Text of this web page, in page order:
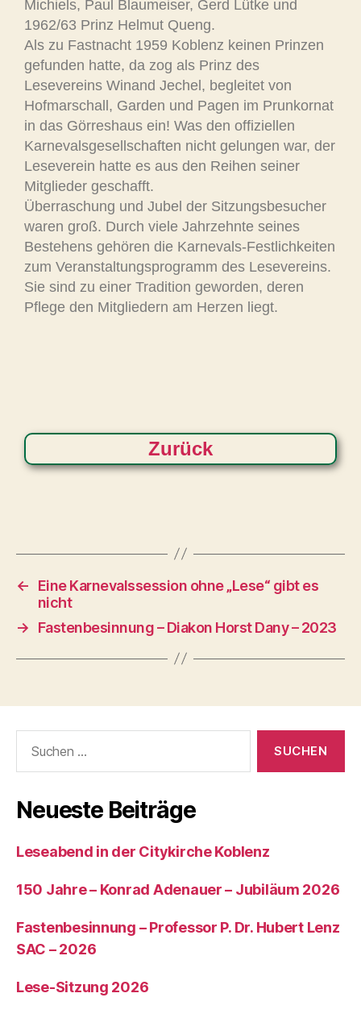
Michiels, Paul Blaumeiser, Gerd Lütke und
1962/63 Prinz Helmut Queng.
Als zu Fastnacht 1959 Koblenz keinen Prinzen
gefunden hatte, da zog als Prinz des
Lesevereins Winand Jechel, begleitet von
Hofmarschall, Garden und Pagen im Prunkornat
in das Görreshaus ein! Was den offiziellen
Karnevalsgesellschaften nicht gelungen war, der
Leseverein hatte es aus den Reihen seiner
Mitglieder geschafft.
Überraschung und Jubel der Sitzungsbesucher
waren groß. Durch viele Jahrzehnte seines
Bestehens gehören die Karnevals-Festlichkeiten
zum Veranstaltungsprogramm des Lesevereins.
Sie sind zu einer Tradition geworden, deren
Pflege den Mitgliedern am Herzen liegt.
Zurück
←
Eine Karnevalssession ohne „Lese“ gibt es
nicht
→
Fastenbesinnung – Diakon Horst Dany – 2023
Neueste Beiträge
Leseabend in der Citykirche Koblenz
150 Jahre – Konrad Adenauer – Jubiläum 2026
Fastenbesinnung – Professor P. Dr. Hubert Lenz
SAC – 2026
Lese-Sitzung 2026